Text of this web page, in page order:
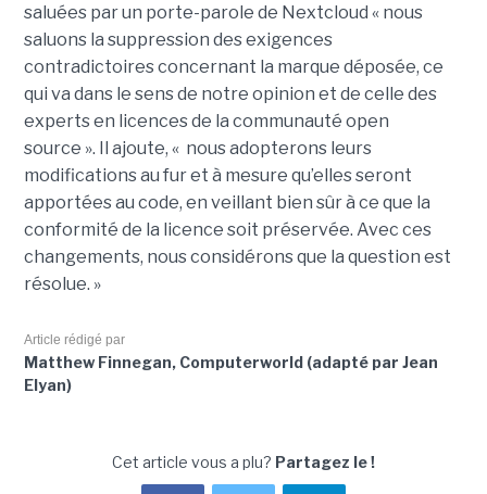
saluées par un porte-parole de Nextcloud « nous
saluons la suppression des exigences
contradictoires concernant la marque déposée, ce
qui va dans le sens de notre opinion et de celle des
experts en licences de la communauté open
source ». Il ajoute, « nous adopterons leurs
modifications au fur et à mesure qu’elles seront
apportées au code, en veillant bien sûr à ce que la
conformité de la licence soit préservée. Avec ces
changements, nous considérons que la question est
résolue. »
Article rédigé par
Matthew Finnegan, Computerworld (adapté par Jean
Elyan)
Cet article vous a plu? Partagez le !